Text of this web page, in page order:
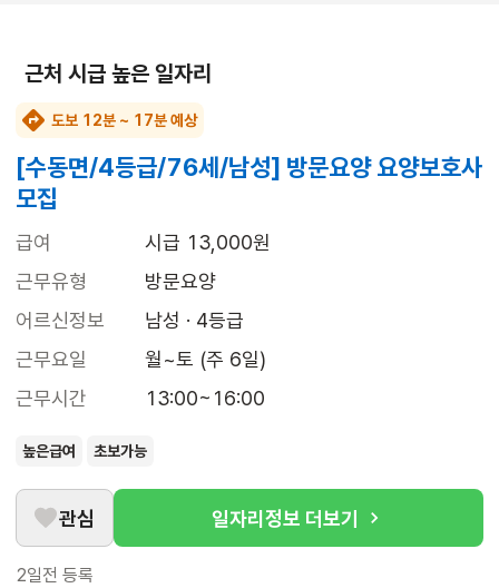
근처 시급 높은 일자리
도보 12분 ~ 17분 예상
[수동면/4등급/76세/남성] 방문요양 요양보호사
모집
급여
시급 13,000원
근무유형
방문요양
어르신정보
남성 · 4등급
근무요일
월~토 (주 6일)
근무시간
13:00~16:00
높은급여 초보가능
관심 일자리정보 더보기
2일전 등록